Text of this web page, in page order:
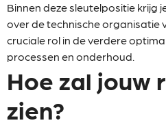
Binnen deze sleutelpositie krijg
over de technische organisatie
cruciale rol in de verdere
processen en onderhoud.
Hoe zal jouw
zien?